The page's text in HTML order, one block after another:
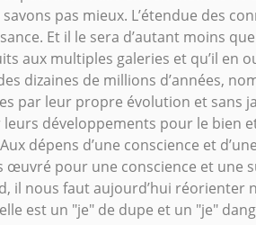
pas mieux. L’étendue des
Et il le sera d’autant moins
aux multiples galeries et qu’il en
dizaines de millions d’années,
par leur propre évolution et sans
développements pour le bien
dépens d’une conscience et
pour une conscience et une
il nous faut aujourd’hui réorienter
est un "je" de dupe et un "je"